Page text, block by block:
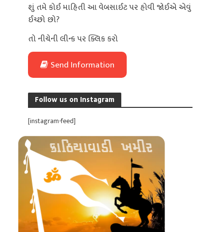
શું તમે કોઈ માહિતી આ વેબસાઈટ પર હોવી જોઈએ એવું
ઈચ્છો છો?
તો નીચેની લીન્ક પર ક્લિક કરો
Send Information
Follow us on Instagram
[instagram-feed]